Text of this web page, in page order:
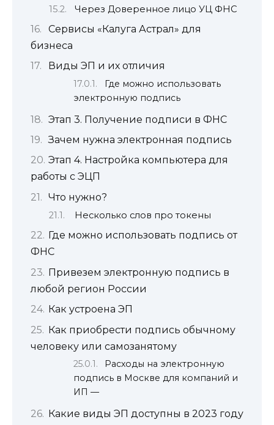
Через Доверенное лицо УЦ ФНС
Сервисы «Калуга Астрал» для
бизнеса
Виды ЭП и их отличия
Где можно использовать
электронную подпись
Этап 3. Получение подписи в ФНС
Зачем нужна электронная подпись
Этап 4. Настройка компьютера для
работы с ЭЦП
Что нужно?
Несколько слов про токены
Где можно использовать подпись от
ФНС
Привезем электронную подпись в
любой регион России
Как устроена ЭП
Как приобрести подпись обычному
человеку или самозанятому
Расходы на электронную
подпись в Москве для компаний и
ИП —
Какие виды ЭП доступны в 2023 году